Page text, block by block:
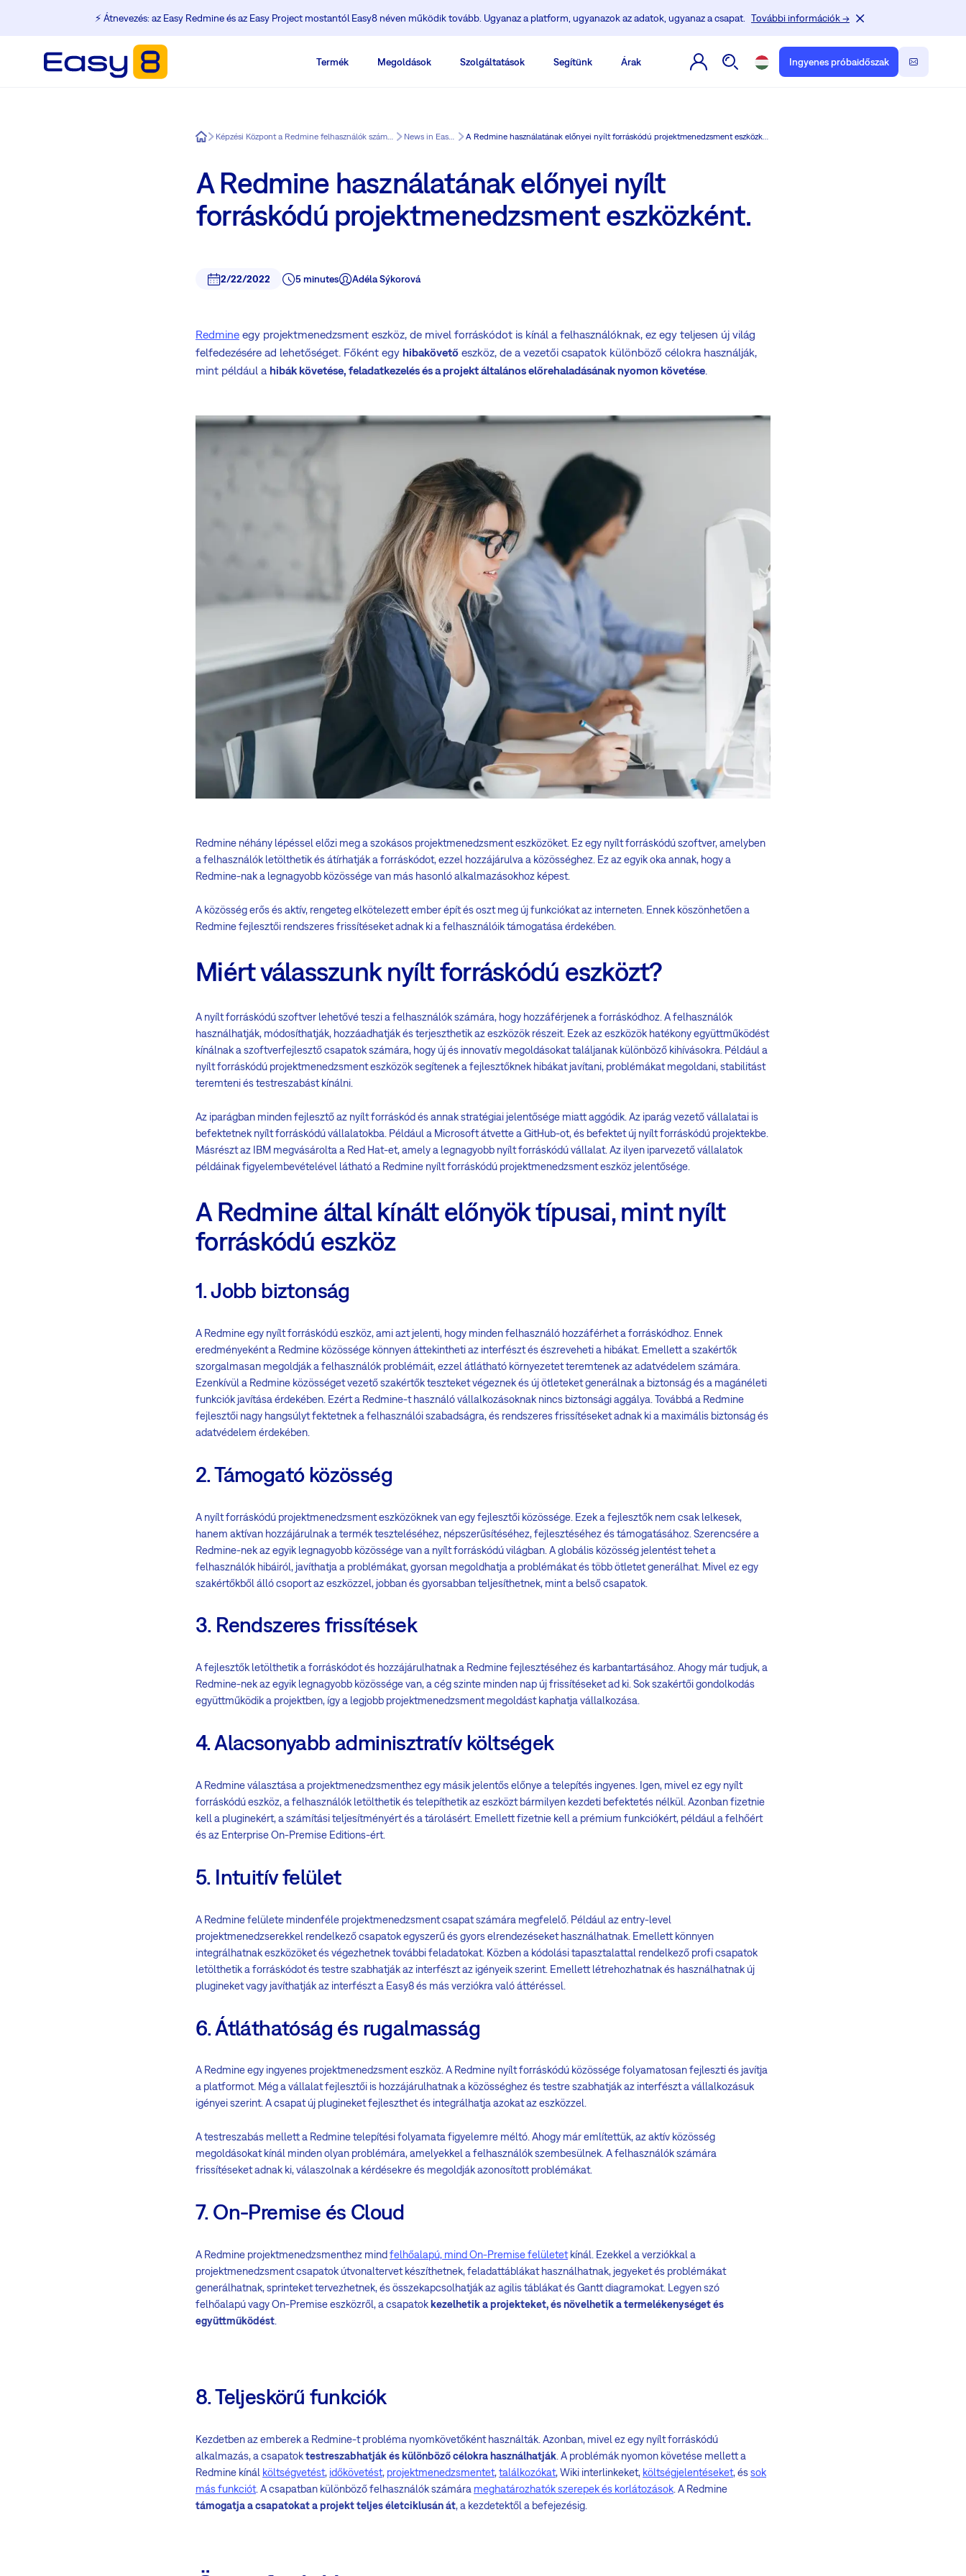
⚡️ Átnevezés: az Easy Redmine és az Easy Project mostantól Easy8 néven működik tovább. Ugyanaz a platform, ugyanazok az adatok, ugyanaz a csapat. További információk →
Termék Megoldások Szolgáltatások Segítünk Árak Ingyenes próbaidőszak
Easy8 Képzési Központ a Redmine felhasználók számára News in Easy8 A Redmine használatának előnyei nyílt forráskódú projektmenedzsment eszközként.
A Redmine használatának előnyei nyílt
forráskódú projektmenedzsment eszközként.
2/22/2022 5 minutes Adéla Sýkorová
Redmine egy projektmenedzsment eszköz, de mivel forráskódot is kínál a felhasználóknak, ez egy teljesen új világ
felfedezésére ad lehetőséget. Főként egy hibakövető eszköz, de a vezetői csapatok különböző célokra használják,
mint például a hibák követése, feladatkezelés és a projekt általános előrehaladásának nyomon követése.
Redmine néhány lépéssel előzi meg a szokásos projektmenedzsment eszközöket. Ez egy nyílt forráskódú szoftver, amelyben
a felhasználók letölthetik és átírhatják a forráskódot, ezzel hozzájárulva a közösséghez. Ez az egyik oka annak, hogy a
Redmine-nak a legnagyobb közössége van más hasonló alkalmazásokhoz képest.
A közösség erős és aktív, rengeteg elkötelezett ember épít és oszt meg új funkciókat az interneten. Ennek köszönhetően a
Redmine fejlesztői rendszeres frissítéseket adnak ki a felhasználóik támogatása érdekében.
Miért válasszunk nyílt forráskódú eszközt?
A nyílt forráskódú szoftver lehetővé teszi a felhasználók számára, hogy hozzáférjenek a forráskódhoz. A felhasználók
használhatják, módosíthatják, hozzáadhatják és terjeszthetik az eszközök részeit. Ezek az eszközök hatékony együttműködést
kínálnak a szoftverfejlesztő csapatok számára, hogy új és innovatív megoldásokat találjanak különböző kihívásokra. Például a
nyílt forráskódú projektmenedzsment eszközök segítenek a fejlesztőknek hibákat javítani, problémákat megoldani, stabilitást
teremteni és testreszabást kínálni.
Az iparágban minden fejlesztő az nyílt forráskód és annak stratégiai jelentősége miatt aggódik. Az iparág vezető vállalatai is
befektetnek nyílt forráskódú vállalatokba. Például a Microsoft átvette a GitHub-ot, és befektet új nyílt forráskódú projektekbe.
Másrészt az IBM megvásárolta a Red Hat-et, amely a legnagyobb nyílt forráskódú vállalat. Az ilyen iparvezető vállalatok
példáinak figyelembevételével látható a Redmine nyílt forráskódú projektmenedzsment eszköz jelentősége.
A Redmine által kínált előnyök típusai, mint nyílt
forráskódú eszköz
1. Jobb biztonság
A Redmine egy nyílt forráskódú eszköz, ami azt jelenti, hogy minden felhasználó hozzáférhet a forráskódhoz. Ennek
eredményeként a Redmine közössége könnyen áttekintheti az interfészt és észreveheti a hibákat. Emellett a szakértők
szorgalmasan megoldják a felhasználók problémáit, ezzel átlátható környezetet teremtenek az adatvédelem számára.
Ezenkívül a Redmine közösséget vezető szakértők teszteket végeznek és új ötleteket generálnak a biztonság és a magánéleti
funkciók javítása érdekében. Ezért a Redmine-t használó vállalkozásoknak nincs biztonsági aggálya. Továbbá a Redmine
fejlesztői nagy hangsúlyt fektetnek a felhasználói szabadságra, és rendszeres frissítéseket adnak ki a maximális biztonság és
adatvédelem érdekében.
2. Támogató közösség
A nyílt forráskódú projektmenedzsment eszközöknek van egy fejlesztői közössége. Ezek a fejlesztők nem csak lelkesek,
hanem aktívan hozzájárulnak a termék teszteléséhez, népszerűsítéséhez, fejlesztéséhez és támogatásához. Szerencsére a
Redmine-nek az egyik legnagyobb közössége van a nyílt forráskódú világban. A globális közösség jelentést tehet a
felhasználók hibáiról, javíthatja a problémákat, gyorsan megoldhatja a problémákat és több ötletet generálhat. Mivel ez egy
szakértőkből álló csoport az eszközzel, jobban és gyorsabban teljesíthetnek, mint a belső csapatok.
3. Rendszeres frissítések
A fejlesztők letölthetik a forráskódot és hozzájárulhatnak a Redmine fejlesztéséhez és karbantartásához. Ahogy már tudjuk, a
Redmine-nek az egyik legnagyobb közössége van, a cég szinte minden nap új frissítéseket ad ki. Sok szakértői gondolkodás
együttműködik a projektben, így a legjobb projektmenedzsment megoldást kaphatja vállalkozása.
4. Alacsonyabb adminisztratív költségek
A Redmine választása a projektmenedzsmenthez egy másik jelentős előnye a telepítés ingyenes. Igen, mivel ez egy nyílt
forráskódú eszköz, a felhasználók letölthetik és telepíthetik az eszközt bármilyen kezdeti befektetés nélkül. Azonban fizetnie
kell a pluginekért, a számítási teljesítményért és a tárolásért. Emellett fizetnie kell a prémium funkciókért, például a felhőért
és az Enterprise On-Premise Editions-ért.
5. Intuitív felület
A Redmine felülete mindenféle projektmenedzsment csapat számára megfelelő. Például az entry-level
projektmenedzserekkel rendelkező csapatok egyszerű és gyors elrendezéseket használhatnak. Emellett könnyen
integrálhatnak eszközöket és végezhetnek további feladatokat. Közben a kódolási tapasztalattal rendelkező profi csapatok
letölthetik a forráskódot és testre szabhatják az interfészt az igényeik szerint. Emellett létrehozhatnak és használhatnak új
plugineket vagy javíthatják az interfészt a Easy8 és más verziókra való áttéréssel.
6. Átláthatóság és rugalmasság
A Redmine egy ingyenes projektmenedzsment eszköz. A Redmine nyílt forráskódú közössége folyamatosan fejleszti és javítja
a platformot. Még a vállalat fejlesztői is hozzájárulhatnak a közösséghez és testre szabhatják az interfészt a vállalkozásuk
igényei szerint. A csapat új plugineket fejleszthet és integrálhatja azokat az eszközzel.
A testreszabás mellett a Redmine telepítési folyamata figyelemre méltó. Ahogy már említettük, az aktív közösség
megoldásokat kínál minden olyan problémára, amelyekkel a felhasználók szembesülnek. A felhasználók számára
frissítéseket adnak ki, válaszolnak a kérdésekre és megoldják azonosított problémákat.
7. On-Premise és Cloud
A Redmine projektmenedzsmenthez mindfelhőalapú, mind On-Premise felületetkínál. Ezekkel a verziókkal a
projektmenedzsment csapatok útvonaltervet készíthetnek, feladattáblákat használhatnak, jegyeket és problémákat
generálhatnak, sprinteket tervezhetnek, és összekapcsolhatják az agilis táblákat és Gantt diagramokat. Legyen szó
felhőalapú vagy On-Premise eszközről, a csapatokkezelhetik a projekteket, és növelhetik a termelékenységet és
együttműködést.
8. Teljeskörű funkciók
Kezdetben az emberek a Redmine-t probléma nyomkövetőként használták. Azonban, mivel ez egy nyílt forráskódú
alkalmazás, a csapatoktestreszabhatják és különböző célokra használhatják. A problémák nyomon követése mellett a
Redmine kínál költségvetést, időkövetést, projektmenedzsmentet,találkozókat, Wiki interlinkeket, költségjelentéseket, éssok
más funkciót. A csapatban különböző felhasználók számára meghatározhatók szerepek és korlátozások. A Redmine
támogatja a csapatokat a projekt teljes életciklusán át, a kezdetektől a befejezésig.